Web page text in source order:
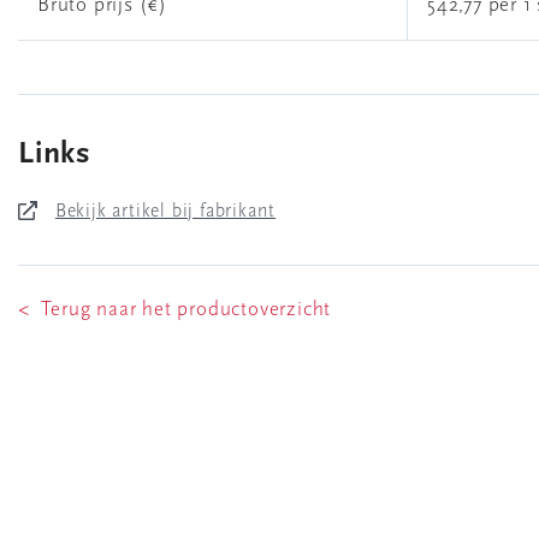
Bruto prijs (€) 542,77 per 1
Links
Bekijk artikel bij fabrikant
< Terug naar het productoverzicht